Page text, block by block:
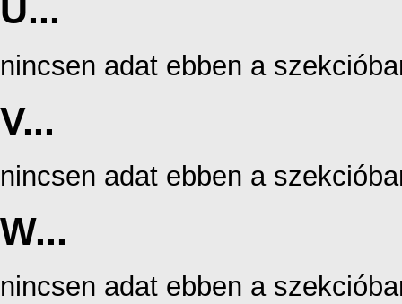
U...
nincsen adat ebben a
V...
nincsen adat ebben a
W...
nincsen adat ebben a